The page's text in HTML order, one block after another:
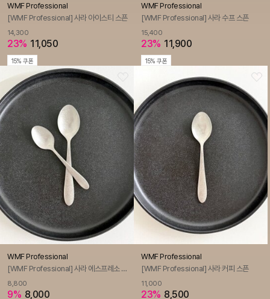
WMF Professional
[WMF Professional] 사라 아이스티 스픈
14,300
23% 11,050
15% 쿠폰
WMF Professional
[WMF Professional] 사라 수프 스픈
15,400
23% 11,900
15% 쿠폰
WMF Professional
[WMF Professional] 사라 에스프레소 스픈
8,800
9% 8,000
WMF Professional
[WMF Professional] 사라 커피 스픈
11,000
23% 8,500